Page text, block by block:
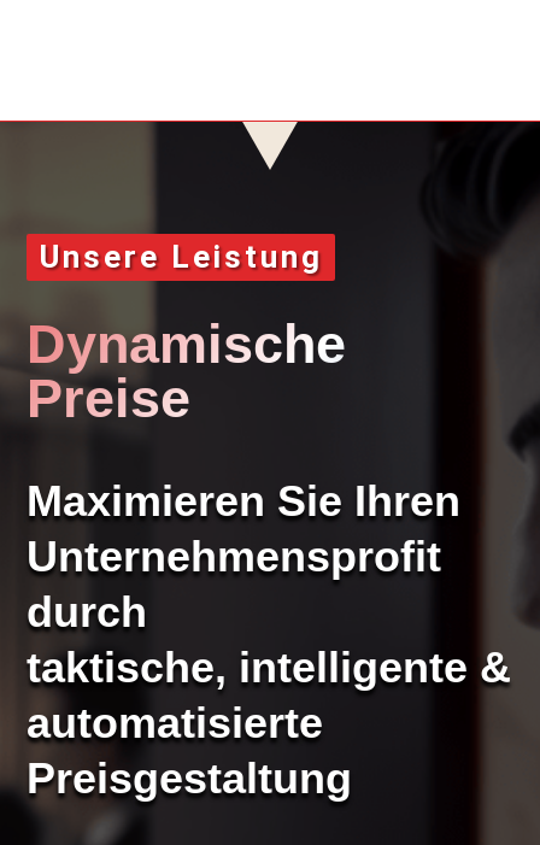
Unsere Leistung
Dynamische
Preise
Maximieren Sie Ihren
Unternehmensprofit
durch
taktische, intelligente &
automatisierte
Preisgestaltung